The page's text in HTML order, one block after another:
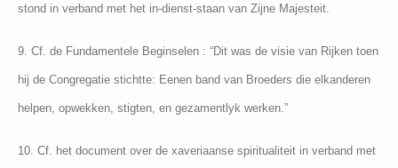
stond in verband met het in-dienst-staan van Zijne Majesteit.
9. Cf. de Fundamentele Beginselen : “Dit was de visie van Rijken toen
hij de Congregatie stichtte: Eenen band van Broeders die elkanderen
helpen, opwekken, stigten, en gezamentlyk werken.”
10. Cf. het document over de xaveriaanse spiritualiteit in verband met